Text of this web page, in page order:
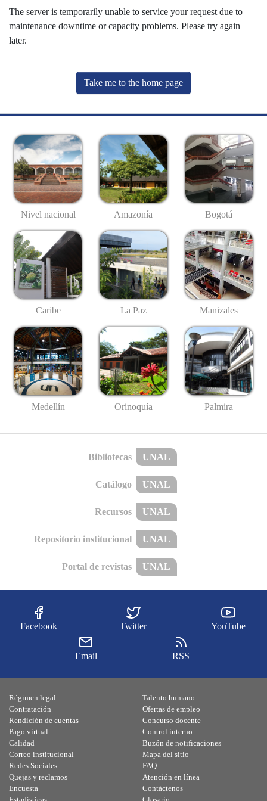
The server is temporarily unable to service your request due to
maintenance downtime or capacity problems. Please try again
later.
Take me to the home page
Nivel nacional Amazonía Bogotá
Caribe La Paz Manizales
Medellín Orinoquía Palmira
Bibliotecas UNAL
Catálogo UNAL
Recursos UNAL
Repositorio institucional UNAL
Portal de revistas UNAL
Facebook Twitter YouTube
Email RSS
Régimen legal
Contratación
Rendición de cuentas
Pago virtual
Calidad
Talento humano
Ofertas de empleo
Concurso docente
Control interno
Buzón de notificaciones
Correo institucional
Redes Sociales
Quejas y reclamos
Encuesta
Mapa del sitio
FAQ
Atención en línea
Contáctenos